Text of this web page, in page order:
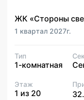
ЖК «Стороны
1 квартал 2027г.
Тип
1-комнатная
Этаж
1 из 20